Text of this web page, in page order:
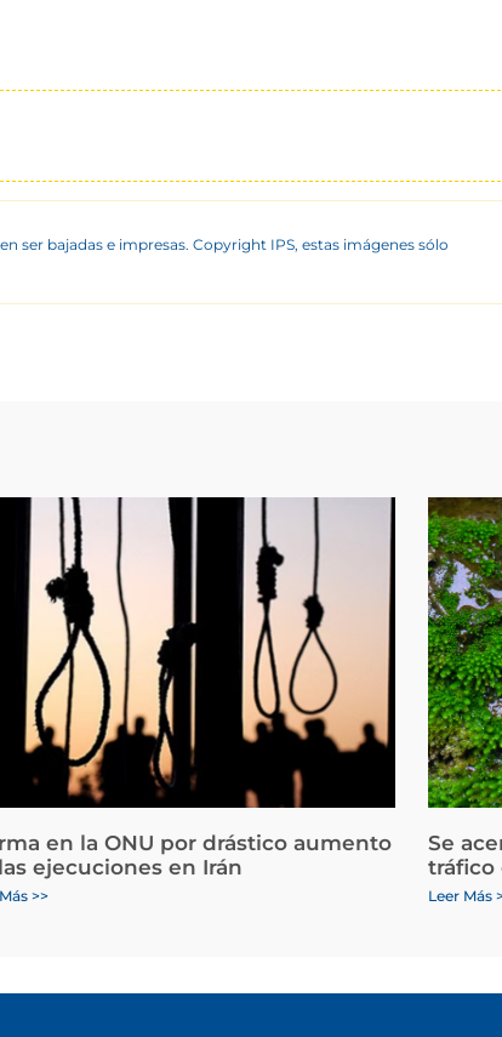
ser bajadas e impresas. Copyright IPS, estas imágenes sólo
en la ONU por drástico aumento
ejecuciones en Irán
>>
Se
tráfico
Leer Más